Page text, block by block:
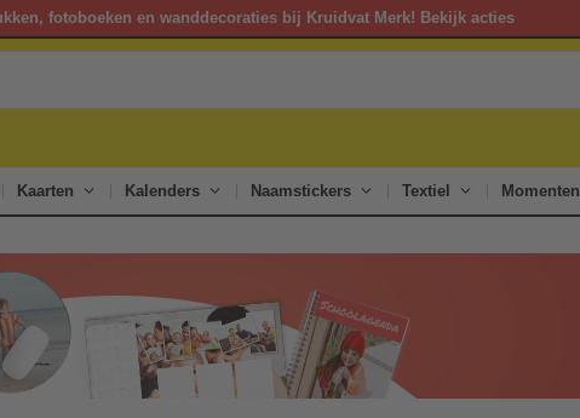
fotoboeken en wanddecoraties bij Kruidvat Merk! Bekijk acties
Kaarten Kalenders Naamstickers Textiel Momenten